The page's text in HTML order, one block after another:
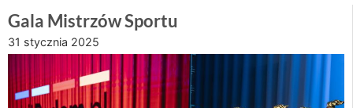
Gala Mistrzów Sportu
31 stycznia 2025